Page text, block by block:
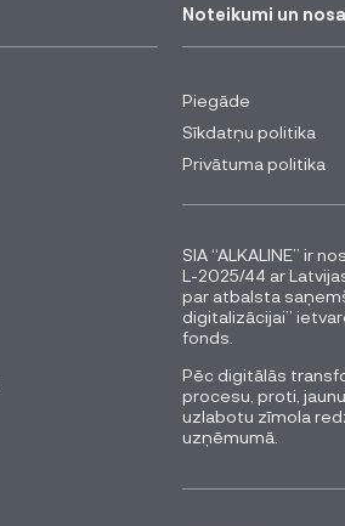
Noteikumi un
Piegāde
Sīkdatņu politika
Privātuma politika
SIA “ALKALINE” ir
L-2025/44 ar
par atbalsta
digitalizācijai”
fonds.
Pēc digitālās
procesu, proti,
uzlabotu zīmola
uzņēmumā.